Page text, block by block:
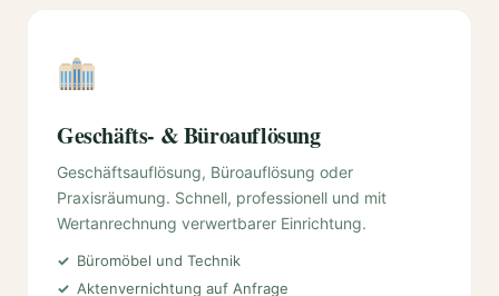
Geschäfts- & Büroauflösung
Geschäftsauflösung, Büroauflösung oder
Praxisräumung. Schnell, professionell und mit
Wertanrechnung verwertbarer Einrichtung.
Büromöbel und Technik
Aktenvernichtung auf Anfrage